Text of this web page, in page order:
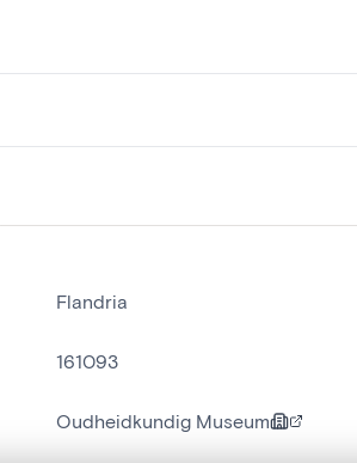
Flandria
161093
Oudheidkundig Museum